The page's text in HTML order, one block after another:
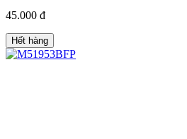
45.000 đ
Hết hàng